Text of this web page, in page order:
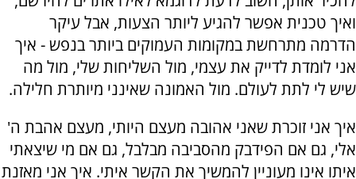
ואיך טכנית אפשר להגיע ליותר הצעות, אבל עיקר
הדרמה מתרחשת במקומות העמוקים ביותר בנפש - איך
אני לומדת לדייק את עצמי, מול השליחות שלי, מול מה
שיש לי לתת לעולם. מול האמונה שאינני מיותרת חלילה.
איך אני זוכרת שאני אהובה מעצם היותי, מעצם אהבת ה'
אלי, גם אם הפידבק מהסביבה מבלבל, גם אם מי שיצאתי
איתו אינו מעוניין להמשיך את הקשר איתי. איך אני מאזנת